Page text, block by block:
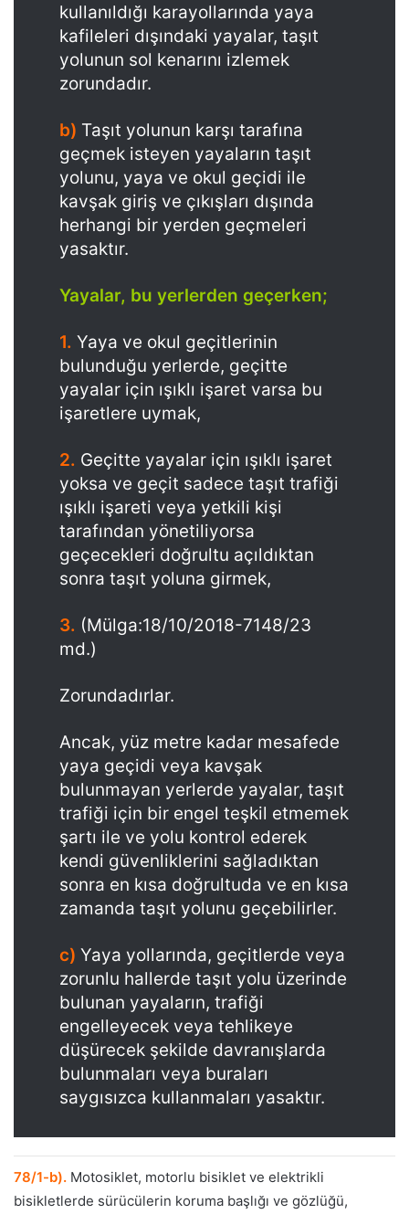
kullanıldığı karayollarında yaya
kafileleri dışındaki yayalar, taşıt
yolunun sol kenarını izlemek
zorundadır.
b) Taşıt yolunun karşı tarafına
geçmek isteyen yayaların taşıt
yolunu, yaya ve okul geçidi ile
kavşak giriş ve çıkışları dışında
herhangi bir yerden geçmeleri
yasaktır.
Yayalar, bu yerlerden geçerken;
1. Yaya ve okul geçitlerinin
bulunduğu yerlerde, geçitte
yayalar için ışıklı işaret varsa bu
işaretlere uymak,
2. Geçitte yayalar için ışıklı işaret
yoksa ve geçit sadece taşıt trafiği
ışıklı işareti veya yetkili kişi
tarafından yönetiliyorsa
geçecekleri doğrultu açıldıktan
sonra taşıt yoluna girmek,
3. (Mülga:18/10/2018-7148/23
md.)
Zorundadırlar.
Ancak, yüz metre kadar mesafede
yaya geçidi veya kavşak
bulunmayan yerlerde yayalar, taşıt
trafiği için bir engel teşkil etmemek
şartı ile ve yolu kontrol ederek
kendi güvenliklerini sağladıktan
sonra en kısa doğrultuda ve en kısa
zamanda taşıt yolunu geçebilirler.
c) Yaya yollarında, geçitlerde veya
zorunlu hallerde taşıt yolu üzerinde
bulunan yayaların, trafiği
engelleyecek veya tehlikeye
düşürecek şekilde davranışlarda
bulunmaları veya buraları
saygısızca kullanmaları yasaktır.
78/1-b). Motosiklet, motorlu bisiklet ve elektrikli
bisikletlerde sürücülerin koruma başlığı ve gözlüğü,